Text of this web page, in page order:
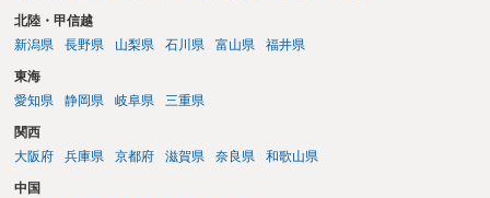
は、信義則に基づく退職合意の無効も併せ主張することも考えられま
北陸・甲信越
新潟県
長野県 山梨県 石川県 富山県 福井県
東海
愛知県
静岡県 岐阜県 三重県
関西
大阪府
兵庫県 京都府 滋賀県 奈良県 和歌山県
中国